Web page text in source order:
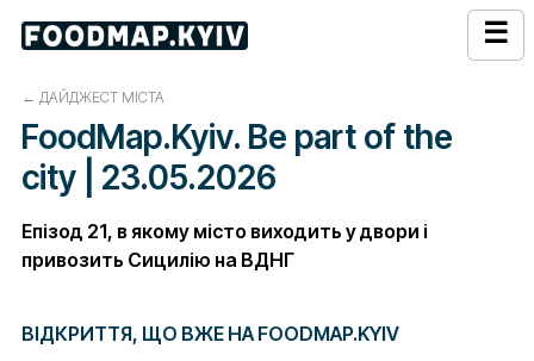
☰
← ДАЙДЖЕСТ МІСТА
FoodMap.Kyiv. Be part of the
city | 23.05.2026
Епізод 21, в якому місто виходить у двори і
привозить Сицилію на ВДНГ
ВІДКРИТТЯ, ЩО ВЖЕ НА FOODMAP.KYIV